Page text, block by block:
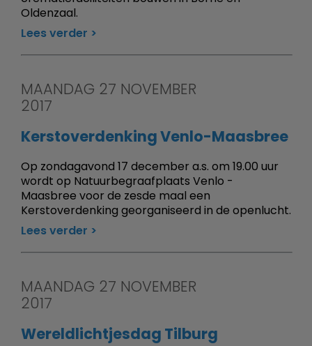
Oldenzaal.
Lees verder
MAANDAG 27 NOVEMBER
2017
Kerstoverdenking Venlo-Maasbree
Op zondagavond 17 december a.s. om 19.00 uur
wordt op Natuurbegraafplaats Venlo -
Maasbree voor de zesde maal een
Kerstoverdenking georganiseerd in de openlucht.
Lees verder
MAANDAG 27 NOVEMBER
2017
Wereldlichtjesdag Tilburg